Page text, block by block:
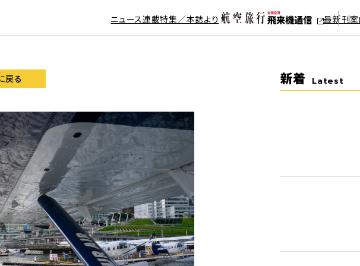
ニュース連載特集／本誌より 最新刊
戻る 新着 Latest